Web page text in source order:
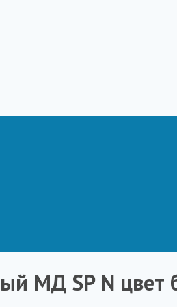
МД SP N цвет